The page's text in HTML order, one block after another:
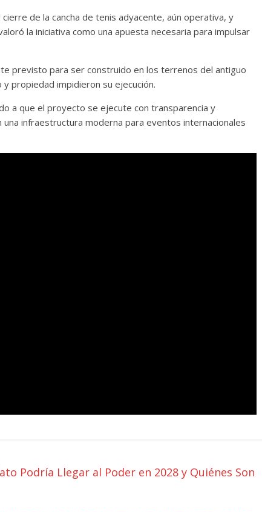
de la cancha de tenis adyacente, aún operativa, y
la iniciativa como una apuesta necesaria para impulsar
previsto para ser construido en los terrenos del antiguo
propiedad impidieron su ejecución.
a que el proyecto se ejecute con transparencia y
infraestructura moderna para eventos internacionales
Podría Llegar al Poder en 2028 y Quiénes Son